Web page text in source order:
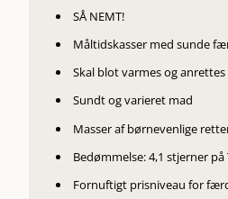
SÅ NEMT!
Måltidskasser med sunde
Skal blot varmes og
Sundt og varieret mad
Masser af børnevenlige
Bedømmelse: 4,1 stjerner
Fornuftigt prisniveau for